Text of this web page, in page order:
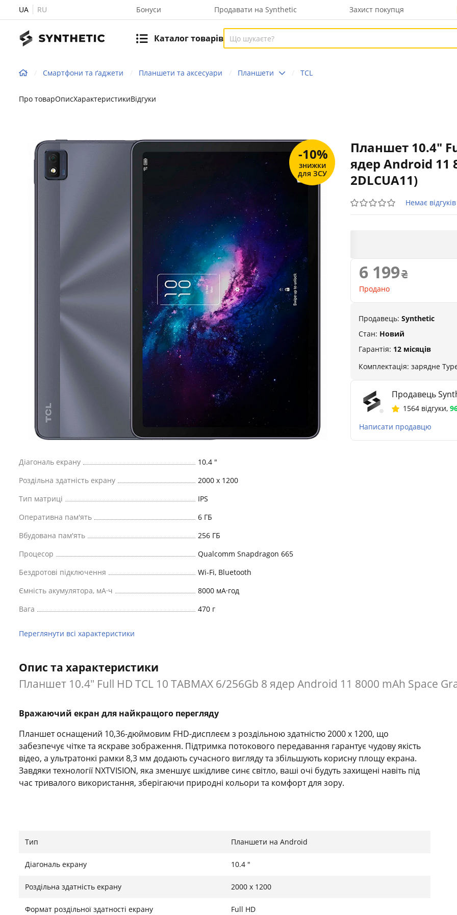
UA RU Бонуси Продавати на Synthetic Захист покупця
Каталог товарів
Смартфони та ґаджети Планшети та аксесуари Планшети TCL
Про товарОписХарактеристикиВідгуки
Планшет 10.4"
ядер Android 11
2DLCUA11)
Немає відгуків
-10%
знижки
для ЗСУ
Діагональ екрану
10.4 "
Роздільна здатність екрану
2000 x 1200
Тип матриці
IPS
Оперативна пам'ять
6 ГБ
Вбудована пам'ять
256 ГБ
Процесор
Qualcomm Snapdragon 665
Бездротові підключення
Wi-Fi, Bluetooth
Ємність акумулятора, мА·ч
8000 мА·год
Вага
470 г
Переглянути всі характеристики
6 199
Продано
Продавець: Synthetic
Стан: Новий
Гарантія: 12 місяців
Комплектація: зарядне
Продавець
1564 відгуки,
Написати продавцю
Опис та характеристики
Планшет 10.4" Full HD TCL 10 TABMAX 6/256Gb 8 ядер Android 11 8000 mAh Space
Вражаючий екран для найкращого перегляду
Планшет оснащений 10,36-дюймовим FHD-дисплеєм з роздільною здатністю 2000 x 1200, що
забезпечує чітке та яскраве зображення. Підтримка потокового передавання гарантує чудову якість
відео, а ультратонкі рамки 8,3 мм додають сучасного вигляду та збільшують корисну площу екрана.
Завдяки технології NXTVISION, яка зменшує шкідливе синє світло, ваші очі будуть захищені навіть під
час тривалого використання, зберігаючи природні кольори та комфорт для зору.
Планшет пропонує 256 ГБ вбудованої пам’яті, що дозволяє зберігати тисячі фотографій, відео, музики
microSD-карти (продається окремо). Тепер у вас завжди буде доступ до улюбленого контенту без
Тип Планшети на Android
Діагональ екрану 10.4 "
Роздільна здатність екрану 2000 x 1200
Формат роздільної здатності екрану Full HD